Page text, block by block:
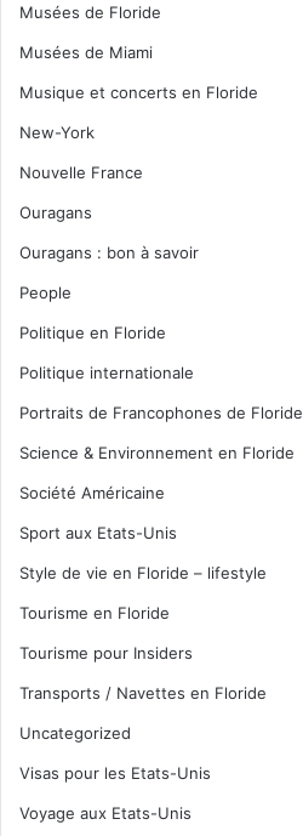
Musées de Floride
Musées de Miami
Musique et concerts en Floride
New-York
Nouvelle France
Ouragans
Ouragans : bon à savoir
People
Politique en Floride
Politique internationale
Portraits de Francophones de Floride
Science & Environnement en Floride
Société Américaine
Sport aux Etats-Unis
Style de vie en Floride – lifestyle
Tourisme en Floride
Tourisme pour Insiders
Transports / Navettes en Floride
Uncategorized
Visas pour les Etats-Unis
Voyage aux Etats-Unis